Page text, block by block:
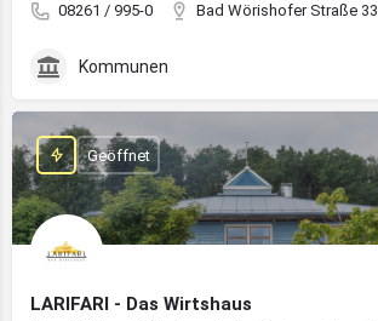
08261 / 995-0 Bad Wörishofer Straße 33
Kommunen
LARIFARI - Das Wirtshaus
Geöffnet